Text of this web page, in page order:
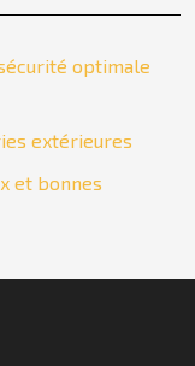
optimale
extérieures
et bonnes